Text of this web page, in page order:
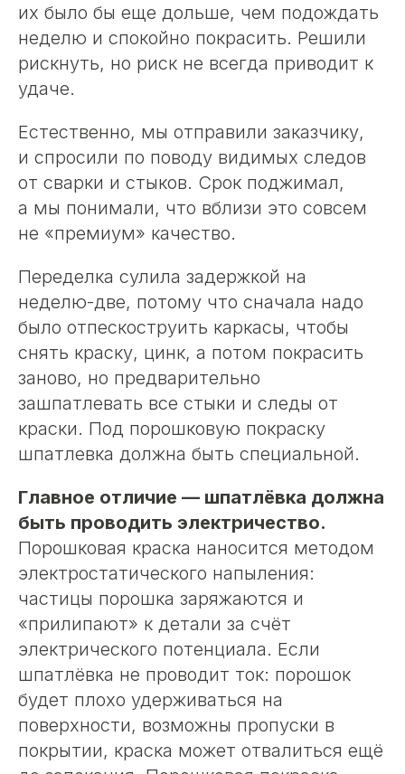
их было бы еще дольше, чем подождать
неделю и спокойно покрасить. Решили
рискнуть, но риск не всегда приводит к
удаче.
Естественно, мы отправили заказчику,
и спросили по поводу видимых следов
от сварки и стыков. Срок поджимал,
а мы понимали, что вблизи это совсем
не «премиум» качество.
Переделка сулила задержкой на
неделю-две, потому что сначала надо
было отпескоструить каркасы, чтобы
снять краску, цинк, а потом покрасить
заново, но предварительно
зашпатлевать все стыки и следы от
краски. Под порошковую покраску
шпатлевка должна быть специальной.
Главное отличие — шпатлёвка должна
быть проводить электричество.
Порошковая краска наносится методом
электростатического напыления:
частицы порошка заряжаются и
«прилипают» к детали за счёт
электрического потенциала. Если
шпатлёвка не проводит ток: порошок
будет плохо удерживаться на
поверхности, возможны пропуски в
покрытии, краска может отвалиться ещё